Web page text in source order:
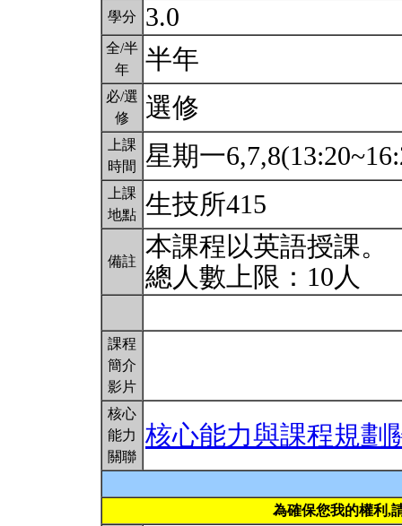
學分 3.0
全/半
年
半年
必/選
修
選修
上課
時間
星期一
上課
地點 生技所415
備註
本課程以英語授課。
總人數上限：10人
課程
簡介
影片
核心
能力
關聯
核心能力與課程規劃
為確保您我的權利,